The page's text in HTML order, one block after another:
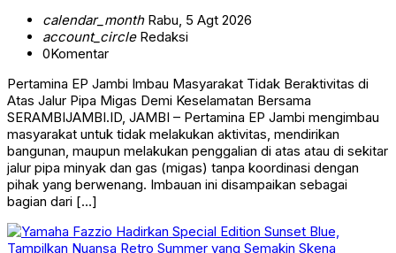
calendar_monthRabu, 5 Agt 2026
account_circleRedaksi
0Komentar
Pertamina EP Jambi Imbau Masyarakat Tidak Beraktivitas di
Atas Jalur Pipa Migas Demi Keselamatan Bersama
SERAMBIJAMBI.ID, JAMBI – Pertamina EP Jambi mengimbau
masyarakat untuk tidak melakukan aktivitas, mendirikan
bangunan, maupun melakukan penggalian di atas atau di sekitar
jalur pipa minyak dan gas (migas) tanpa koordinasi dengan
pihak yang berwenang. Imbauan ini disampaikan sebagai
bagian dari […]